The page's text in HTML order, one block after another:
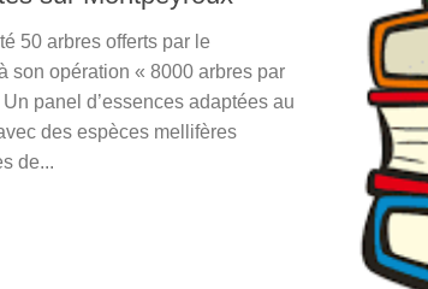
50 arbres offerts par le
son opération « 8000 arbres par
panel d’essences adaptées au
des espèces mellifères
de...